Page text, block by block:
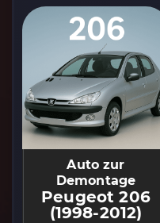
Auto zur
Demontage
Peugeot 206
(1998-2012)